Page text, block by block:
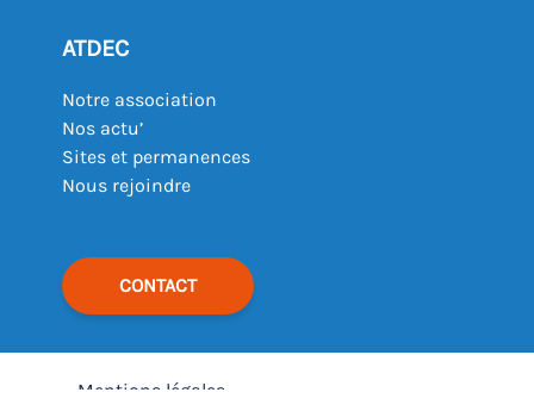
ATDEC
Notre association
Nos actu’
Sites et permanences
Nous rejoindre
CONTACT
Mentions légales